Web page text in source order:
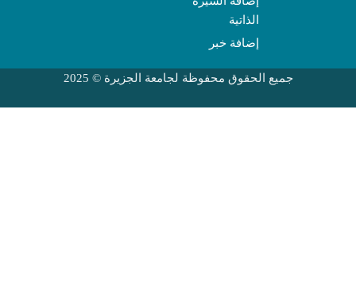
إضافة خبر
جميع الحقوق محفوظة لجامعة الجزيرة © 2025